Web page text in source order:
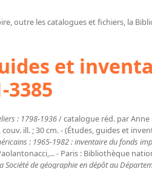
outre les catalogues et fichiers, la
et
3385
: 1798-1936/ catalogue réd. par Anne
couv. ill. ; 30 cm. - (Études, guides et
: 1965-1982 : inventaire du fonds
- Paris : Bibliothèque
Société de géographie en dépôt au